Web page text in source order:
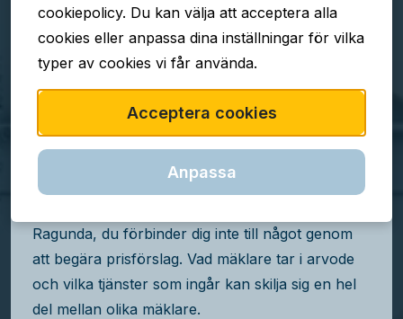
TJÄNSTEN ÄR GRATIS
Jämför mäklararvoden i
Ragunda
Ragunda, du förbinder dig inte till något genom
att begära prisförslag. Vad mäklare tar i arvode
och vilka tjänster som ingår kan skilja sig en hel
del mellan olika mäklare.
cookiepolicy. Du kan välja att acceptera alla
cookies eller anpassa dina inställningar för vilka
typer av cookies vi får använda.
Acceptera cookies
Anpassa